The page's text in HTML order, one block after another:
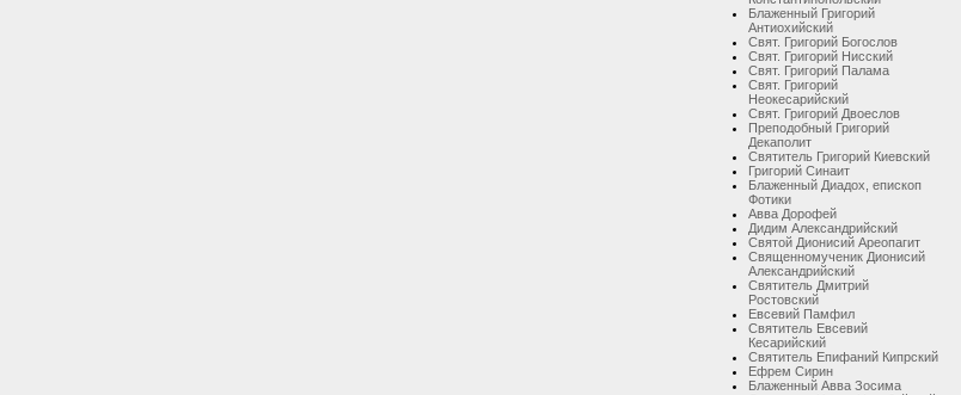
Блаженный Григорий
Антиохийский
Свят. Григорий Богослов
Свят. Григорий Нисский
Свят. Григорий Палама
Свят. Григорий
Неокесарийский
Свят. Григорий Двоеслов
Преподобный Григорий
Декаполит
Святитель Григорий Киевский
Григорий Синаит
Блаженный Диадох, епископ
Фотики
Авва Дорофей
Дидим Александрийский
Святой Дионисий Ареопагит
Священномученик Дионисий
Александрийский
Святитель Дмитрий
Ростовский
Евсевий Памфил
Святитель Евсевий
Кесарийский
Святитель Епифаний Кипрский
Ефрем Сирин
Блаженный Авва Зосима